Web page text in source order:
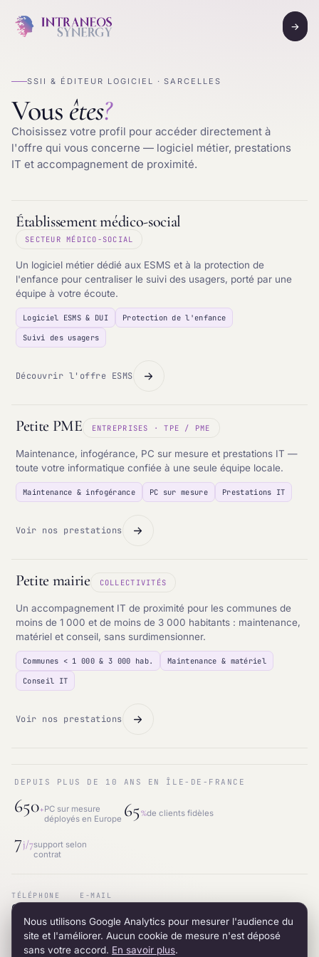
→
SSII & ÉDITEUR LOGICIEL · SARCELLES
Vous êtes?
Choisissez votre profil pour accéder directement à
l'offre qui vous concerne — logiciel métier, prestations
IT et accompagnement de proximité.
Établissement médico-social
SECTEUR MÉDICO-SOCIAL
Un logiciel métier dédié aux ESMS et à la protection de
l'enfance pour centraliser le suivi des usagers, porté par une
équipe à votre écoute.
Logiciel ESMS & DUI
Protection de l'enfance
Suivi des usagers
Découvrir l'offre ESMS
Petite PME ENTREPRISES · TPE / PME
Maintenance, infogérance, PC sur mesure et prestations IT —
toute votre informatique confiée à une seule équipe locale.
Maintenance & infogérance PC sur mesure Prestations IT
Voir nos prestations
Petite mairie COLLECTIVITÉS
Un accompagnement IT de proximité pour les communes de
moins de 1 000 et de moins de 3 000 habitants : maintenance,
matériel et conseil, sans surdimensionner.
Communes < 1 000 & 3 000 hab.
Maintenance & matériel
Conseil IT
Voir nos prestations
DEPUIS PLUS DE 10 ANS EN ÎLE-DE-FRANCE
650+PC sur mesure
déployés en Europe 65%de clients fidèles
7j/7support selon
contrat
TÉLÉPHONE
01.87.53.66.31
E-MAIL
ADRESSE
12 avenue du 8 mai 1945 · 95200 Sarcelles
RÉSEAU
LinkedIn
Nous utilisons Google Analytics pour mesurer l'audience du
site et l'améliorer. Aucun cookie de mesure n'est déposé
sans votre accord. En savoir plus.